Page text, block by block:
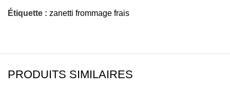
Étiquette : zanetti frommage frais
PRODUITS SIMILAIRES